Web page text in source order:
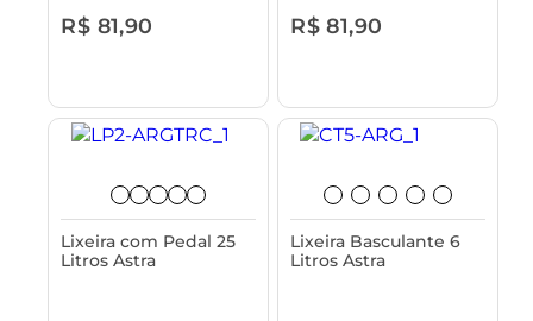
R$ 81,90 R$ 81,90
Lixeira com Pedal 25
Litros Astra
Lixeira Basculante 6
Litros Astra